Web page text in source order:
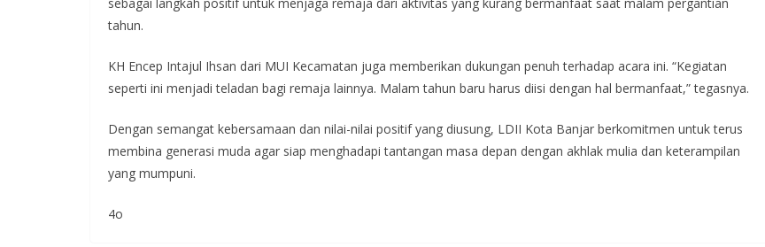
tahun.
KH Encep Intajul Ihsan dari MUI Kecamatan juga memberikan dukungan penuh terhadap acara ini. “Kegiatan
seperti ini menjadi teladan bagi remaja lainnya. Malam tahun baru harus diisi dengan hal bermanfaat,” tegasnya.
Dengan semangat kebersamaan dan nilai-nilai positif yang diusung, LDII Kota Banjar berkomitmen untuk terus
membina generasi muda agar siap menghadapi tantangan masa depan dengan akhlak mulia dan keterampilan
yang mumpuni.
4o